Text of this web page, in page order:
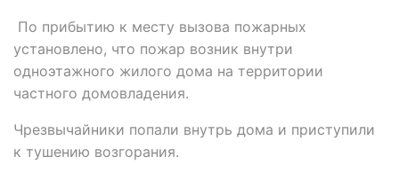
По прибытию к месту вызова пожарных
установлено, что пожар возник внутри
одноэтажного жилого дома на территории
частного домовладения.
Чрезвычайники попали внутрь дома и приступили
к тушению возгорания.